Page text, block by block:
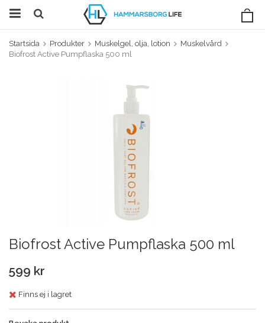
Startsida Produkter Muskelgel, olja, lotion
Muskelvård
Biofrost Active Pumpflaska 500 ml
Biofrost Active Pumpflaska 500 ml
599 kr
Finns ej i lagret